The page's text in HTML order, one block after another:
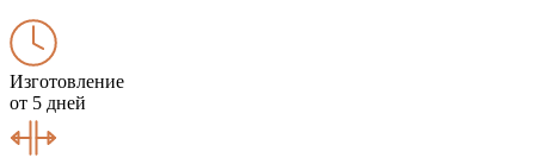
Изготовление
от 5 дней